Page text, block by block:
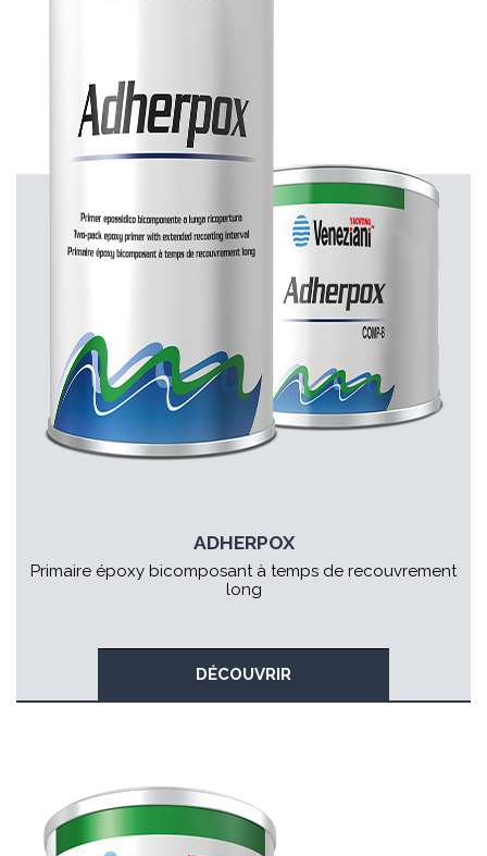
ADHERPOX
Primaire époxy bicomposant à temps de recouvrement
long
DÉCOUVRIR